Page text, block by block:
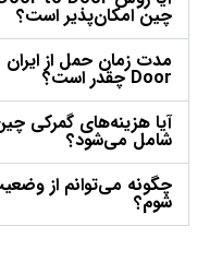
چین امکان‌پذیر است؟
Door چقدر است؟
شامل می‌شود؟
چگونه می‌توانم از
شوم؟